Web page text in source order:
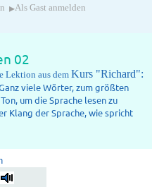
▸Als Gast anmelden
02
Lektion aus dem Kurs "Richard":
viele Wörter, zum größten
um die Sprache lesen zu
Klang der Sprache, wie spricht